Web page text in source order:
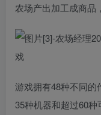
农场产出加工成商品
游戏拥有48种不同的
35种机器和超过60